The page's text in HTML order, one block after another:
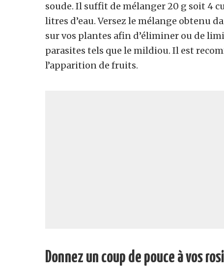
soude. Il suffit de mélanger 20 g soit 4
litres d’eau. Versez le mélange obtenu
sur vos plantes afin d’éliminer ou de
parasites tels que le mildiou. Il est
l’apparition de fruits.
Donnez un coup de pouce à vos